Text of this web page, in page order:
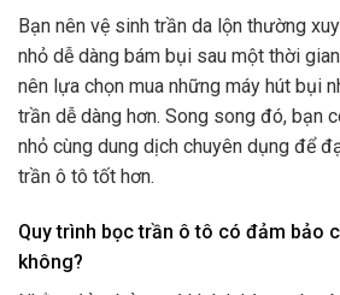
Bạn nên vệ sinh trần da lộn thường
nhỏ dễ dàng bám bụi sau một thời
nên lựa chọn mua những máy hút bụi
trần dễ dàng hơn. Song song đó, bạn
nhỏ cùng dung dịch chuyên dụng để
trần ô tô tốt hơn.
Quy trình bọc trần ô tô có đảm bảo
không?